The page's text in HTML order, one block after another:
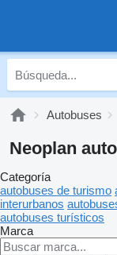
Autobuses
Neoplan
Categoría
autobuses de turismo
interurbanos
autobuses turísticos
Marca